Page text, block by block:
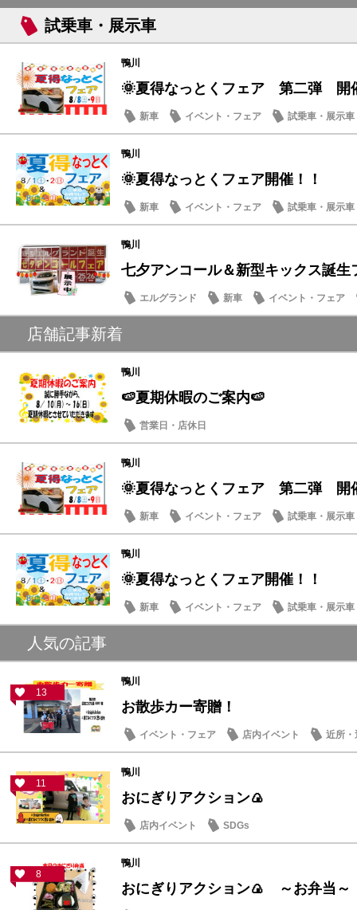
試乗車・展示車
鴨川
🌞夏得なっとくフェア 第二弾 開
新車 イベント・フェア
試乗車・展示車
営業日・店休日
鴨川
🌞夏得なっとくフェア開催！！
新車 イベント・フェア 試乗車・展示車
鴨川
七夕アンコール＆新型キックス誕
エルグランド 新車
イベント・フェア
メンテナンス商品
店舗記事新着
鴨川
🍉夏期休暇のご案内🍉
営業日・店休日
鴨川
🌞夏得なっとくフェア 第二弾 開
新車 イベント・フェア
試乗車・展示車
営業日・店休日
鴨川
🌞夏得なっとくフェア開催！！
新車 イベント・フェア 試乗車・展示車
人気の記事
13
鴨川
お散歩カー寄贈！
イベント・フェア 店内イベント 近所・
11
鴨川
おにぎりアクション🍙
店内イベント SDGs
8
鴨川
おにぎりアクション🍙 ～お弁当～